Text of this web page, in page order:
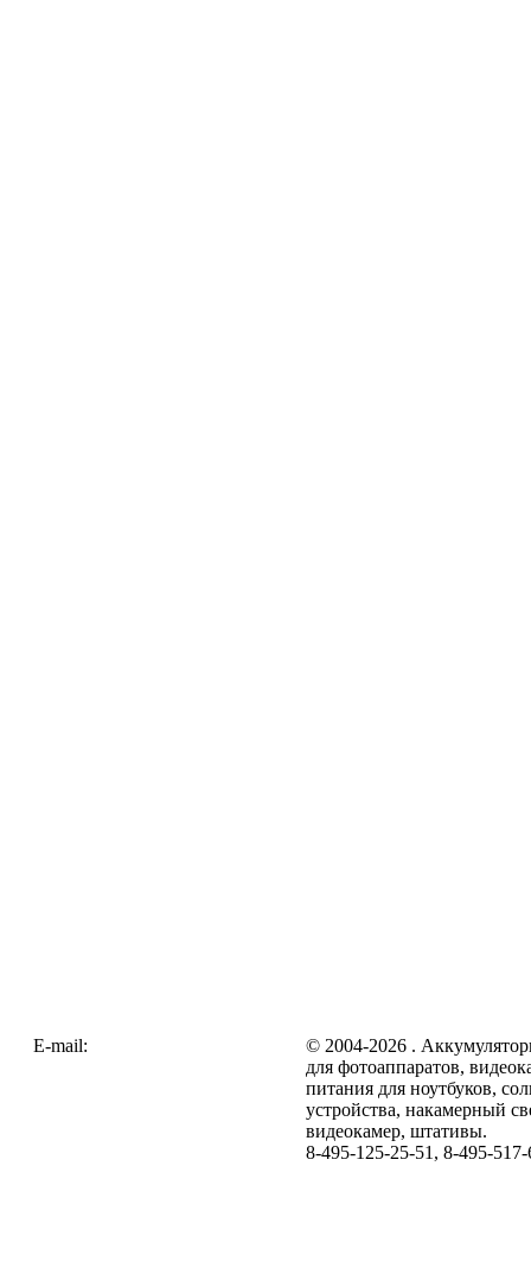
E-mail:
© 2004-2026 .
для фотоаппаратов,
питания для ноутбуков,
устройства, накамерный
видеокамер, штативы.
8-495-125-25-51, 8-495-